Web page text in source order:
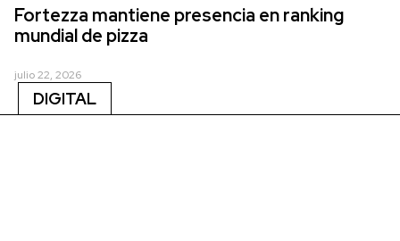
Fortezza mantiene presencia en ranking
mundial de pizza
julio 22, 2026
DIGITAL